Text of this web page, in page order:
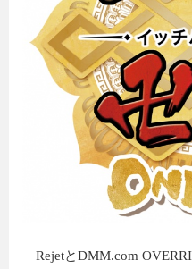
RejetとDMM.com